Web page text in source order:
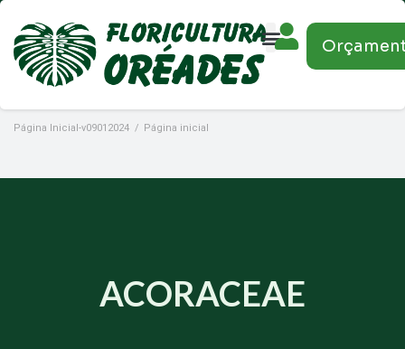
Página Inicial-v09012024 / Página inicial
ACORACEAE